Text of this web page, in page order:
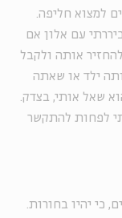
למצוא חליפה.
עם אלון אם
אותה ולקבל
ילד או שאתה
שאל אותי, בצדק.
לפחות להתקשר
כי יהיו בחורות.